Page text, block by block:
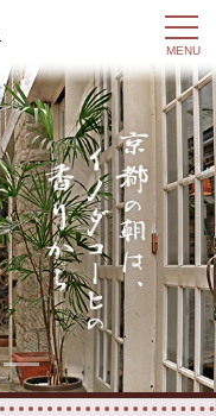
t
o
g
g
l
e
n
a
v
g
a
t
i
o
n
MENU